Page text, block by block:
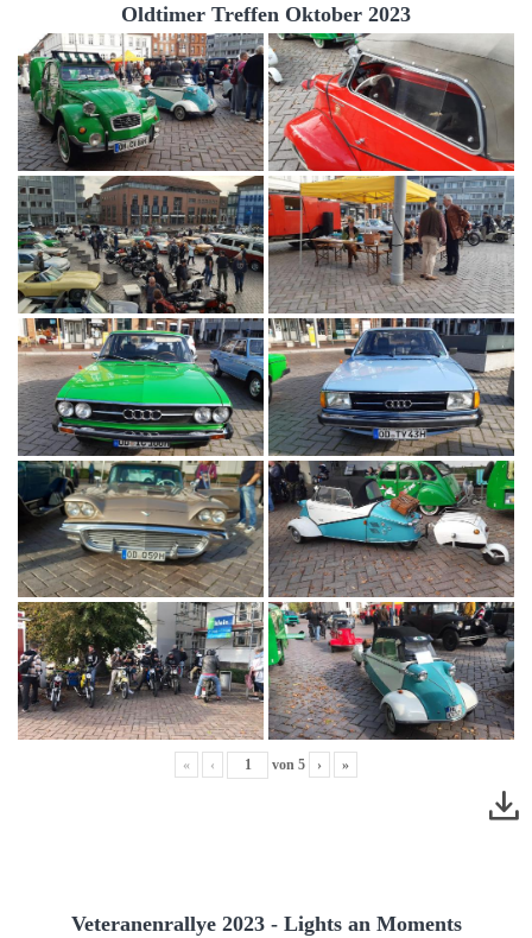
Oldtimer Treffen Oktober 2023
« ‹ von 5 › »
Veteranenrallye 2023 - Lights an Moments